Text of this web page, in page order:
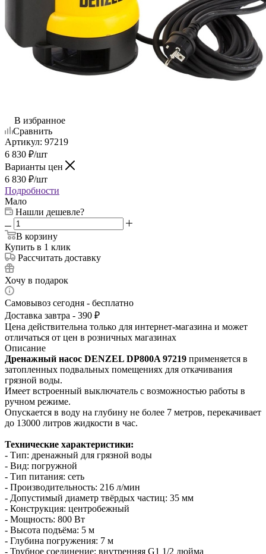
В избранное
Сравнить
Артикул: 97219
6 830 ₽/шт
Варианты цен
6 830 ₽/шт
Подробности
Мало
Нашли дешевле?
В корзину
Купить в 1 клик
Рассчитать доставку
Хочу в подарок
Самовывоз сегодня - бесплатно
Доставка завтра - 390 ₽
Цена действительна только для интернет-магазина и может
отличаться от цен в розничных магазинах
Описание
Дренажный насос DENZEL DP800A 97219 применяется в
затопленных подвальных помещениях для откачивания
грязной воды.
Имеет встроенный выключатель с возможностью работы в
ручном режиме.
Опускается в воду на глубину не более 7 метров, перекачивает
до 13000 литров жидкости в час.
Технические характеристики:
- Тип: дренажный для грязной воды
- Вид: погружной
- Тип питания: сеть
- Производительность: 216 л/мин
- Допустимый диаметр твёрдых частиц: 35 мм
- Конструкция: центробежный
- Мощность: 800 Вт
- Высота подъёма: 5 м
- Глубина погружения: 7 м
- Трубное соединение: внутренняя G1 1/2 дюйма